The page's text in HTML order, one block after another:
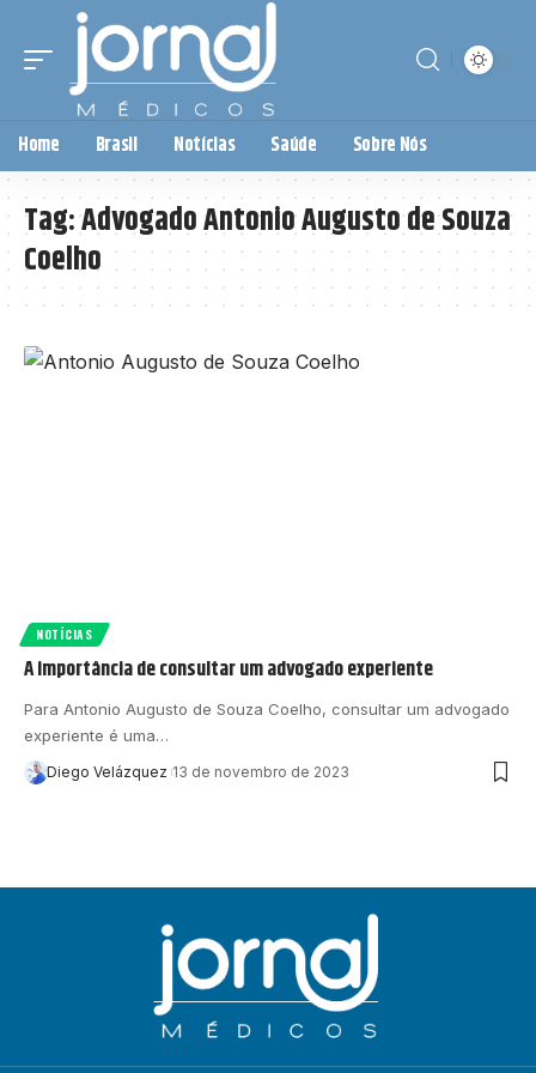
Home Brasil Notícias Saúde Sobre Nós
Tag:Advogado Antonio Augusto de Souza
Coelho
NOTÍCIAS
A importância de consultar um advogado experiente
Para Antonio Augusto de Souza Coelho, consultar um advogado
experiente é uma…
Diego Velázquez 13 de novembro de 2023